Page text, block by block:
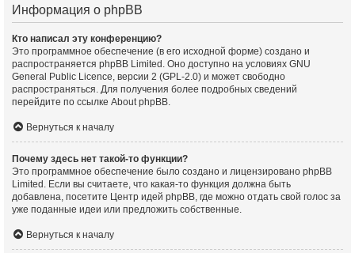
Информация о phpBB
Кто написал эту конференцию?
Это программное обеспечение (в его исходной форме) создано и
распространяется phpBB Limited . Оно доступно на условиях GNU
General Public Licence, версии 2 (GPL-2.0) и может свободно
распространяться. Для получения более подробных сведений
перейдите по ссылке About phpBB.
Вернуться к началу
Почему здесь нет такой-то функции?
Это программное обеспечение было создано и лицензировано phpBB
Limited. Если вы считаете, что какая-то функция должна быть
добавлена, посетите Центр идей phpBB, где можно отдать свой голос за
уже поданные идеи или предложить собственные.
Вернуться к началу